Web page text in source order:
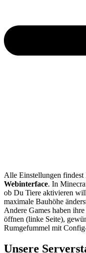
Alle Einstellungen
Webinterface. In
ob Du Tiere aktivieren
maximale Bauhöhe
Andere Games haben
öffnen (linke Seite),
Rumgefummel mit
Unsere